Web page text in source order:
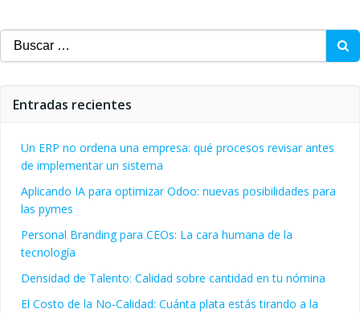
Buscar:
Entradas recientes
Un ERP no ordena una empresa: qué procesos revisar antes
de implementar un sistema
Aplicando IA para optimizar Odoo: nuevas posibilidades para
las pymes
Personal Branding para CEOs: La cara humana de la
tecnología
Densidad de Talento: Calidad sobre cantidad en tu nómina
El Costo de la No-Calidad: Cuánta plata estás tirando a la